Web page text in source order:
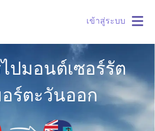
เข้าสู่ระบบ
ปมอนต์เซอร์รัต
ร์ตะวันออก